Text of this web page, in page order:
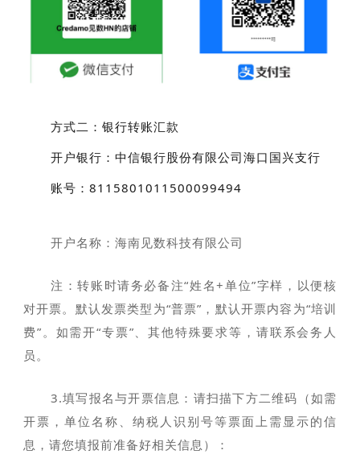
方式二：银行转账汇款
开户银行：中信银行股份有限公司海口国兴支行
账号：8115801011500099494
开户名称：海南见数科技有限公司
注：转账时请务必备注“姓名+单位”字样，以便核
对开票。默认发票类型为“普票”，默认开票内容为“培训
费”。如需开“专票”、其他特殊要求等，请联系会务人
员。
3.填写报名与开票信息：请扫描下方二维码（如需
开票，单位名称、纳税人识别号等票面上需显示的信
息，请您填报前准备好相关信息）：